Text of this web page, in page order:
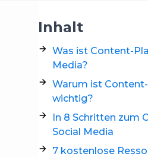
Inhalt
Was ist Content-
Media?
Warum ist
wichtig?
In 8 Schritten zum
Social Media
7 kostenlose